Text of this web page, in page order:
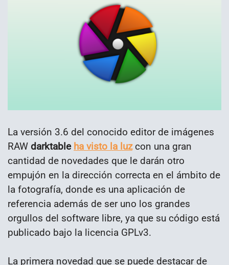
La versión 3.6 del conocido editor de imágenes
RAW darktable ha visto la luzcon una gran
cantidad de novedades que le darán otro
empujón en la dirección correcta en el ámbito de
la fotografía, donde es una aplicación de
referencia además de ser uno los grandes
orgullos del software libre, ya que su código está
publicado bajo la licencia GPLv3.
La primera novedad que se puede destacar de